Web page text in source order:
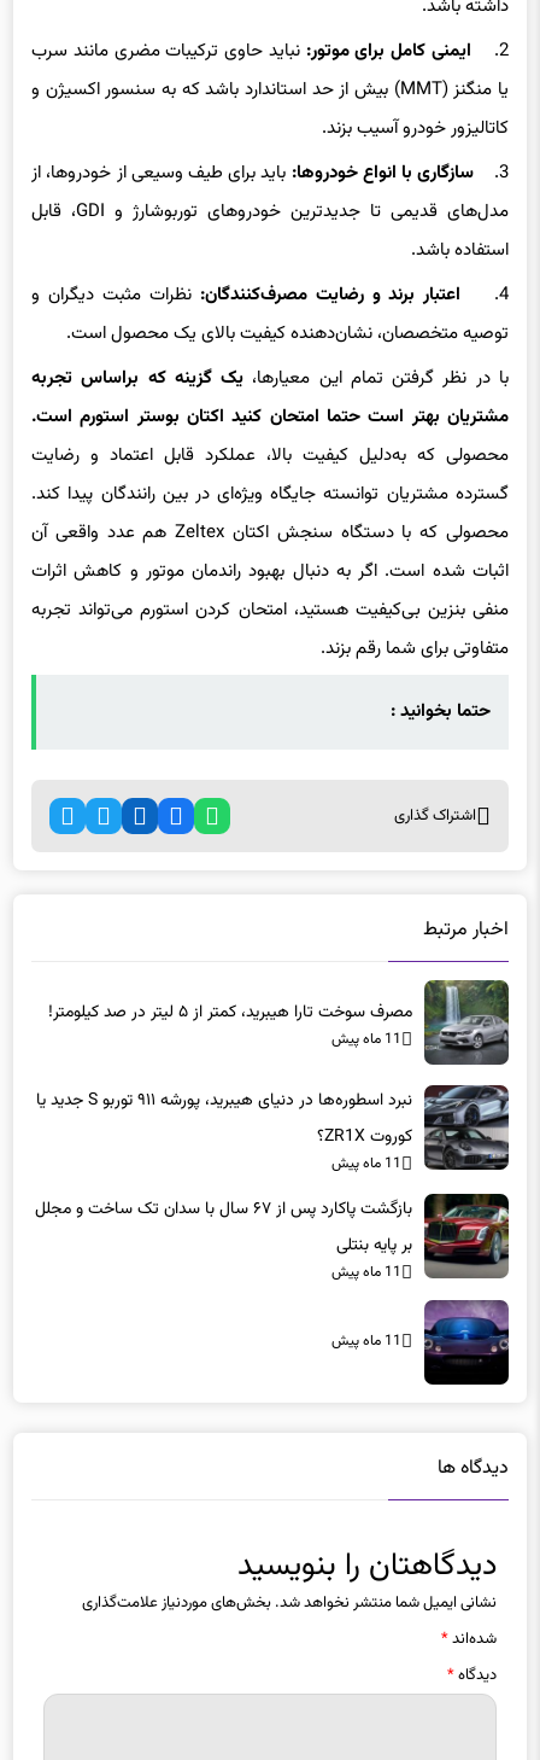
داشته باشد.
2.
ایمنی کامل برای موتور:نباید حاوی ترکیبات مضری مانند سرب
یا منگنز (MMT) بیش از حد استاندارد باشد که به سنسور اکسیژن و
کاتالیزور خودرو آسیب بزند.
3.
سازگاری با انواع خودروها: باید برای طیف وسیعی از خودروها، از
مدل‌های قدیمی تا جدیدترین خودروهای توربوشارژ و GDI، قابل
استفاده باشد.
4.
اعتبار برند و رضایت مصرف‌کنندگان:نظرات مثبت دیگران و
توصیه متخصصان، نشان‌دهنده کیفیت بالای یک محصول است.
با در نظر گرفتن تمام این معیارها، یک گزینه که براساس تجربه
مشتریان بهتر است حتما امتحان کنید اکتان بوستر استورم است.
محصولی که به‌دلیل کیفیت بالا، عملکرد قابل اعتماد و رضایت
گسترده مشتریان توانسته جایگاه ویژه‌ای در بین رانندگان پیدا کند.
محصولی که با دستگاه سنجش اکتان Zeltex هم عدد واقعی آن
اثبات شده است. اگر به دنبال بهبود راندمان موتور و کاهش اثرات
منفی بنزین بی‌کیفیت هستید، امتحان کردن استورم می‌تواند تجربه
متفاوتی برای شما رقم بزند.
حتما بخوانید :
اشتراک گذاری
اخبار مرتبط
مصرف سوخت تارا هیبرید، کمتر از ۵ لیتر در صد کیلومتر!
11 ماه پیش
نبرد اسطوره‌ها در دنیای هیبرید، پورشه ۹۱۱ توربو S جدید یا
کوروت ZR1X؟
11 ماه پیش
بازگشت پاکارد پس از ۶۷ سال با سدان تک ساخت و مجلل
بر پایه بنتلی
11 ماه پیش
11 ماه پیش
دیدگاه ها
دیدگاهتان را بنویسید
نشانی ایمیل شما منتشر نخواهد شد. بخش‌های موردنیاز علامت‌گذاری
شده‌اند*
دیدگاه*